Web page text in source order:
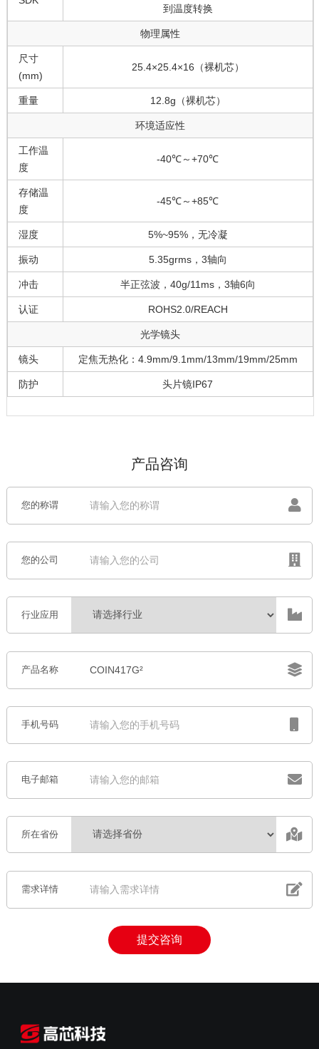
到温度转换
物理属性
尺寸
(mm)
25.4×25.4×16（裸机芯）
重量 12.8g（裸机芯）
环境适应性
工作温
度
-40℃～+70℃
存储温
度
-45℃～+85℃
湿度 5%~95%，无冷凝
振动 5.35grms，3轴向
冲击 半正弦波，40g/11ms，3轴6向
认证 ROHS2.0/REACH
光学镜头
镜头 定焦无热化：4.9mm/9.1mm/13mm/19mm/25mm
防护 头片镜IP67
产品咨询
您的称谓
您的公司
行业应用
产品名称
手机号码
电子邮箱
所在省份
需求详情
提交咨询